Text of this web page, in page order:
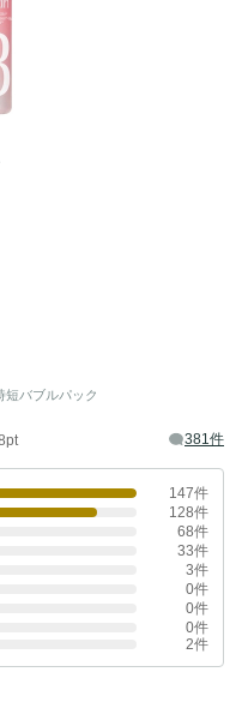
短バブルパック
381件
147件
128件
68件
33件
3件
0件
0件
0件
2件